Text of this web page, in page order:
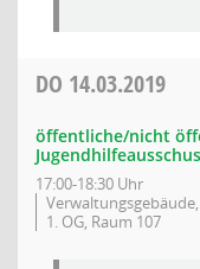
DO 14.03.2019
öffentliche/nicht
17:00-18:30 Uhr
1. OG, Raum 107